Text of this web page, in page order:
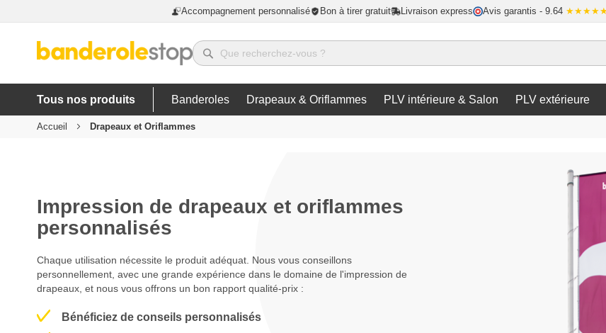
Accompagnement personnalisé Bon à tirer gratuit Livraison express Avis garantis - 9.64
Tous nos produits Banderoles Drapeaux & Oriflammes PLV intérieure & Salon PLV extérieure
Accueil Drapeaux et Oriflammes
Impression de drapeaux et oriflammes
personnalisés
Chaque utilisation nécessite le produit adéquat. Nous vous conseillons
personnellement, avec une grande expérience dans le domaine de l'impression de
drapeaux, et nous vous offrons un bon rapport qualité-prix :
Bénéficiez de conseils personnalisés